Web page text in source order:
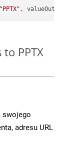
"PPTX"
PPTX
swojego
adresu URL